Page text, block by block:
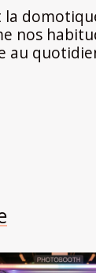
la
nos
au